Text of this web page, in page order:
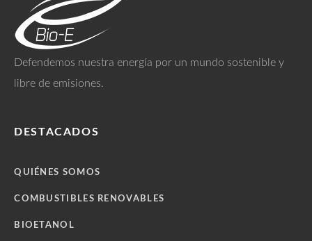
Defendemos nuestra energía por un mundo sostenible y
libre de emisiones.
DESTACADOS
QUIÉNES SOMOS
COMBUSTIBLES RENOVABLES
BIOETANOL